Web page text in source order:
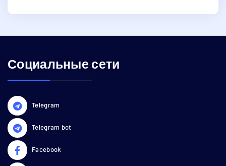
Социальные сети
Telegram
Telegram bot
Facebook